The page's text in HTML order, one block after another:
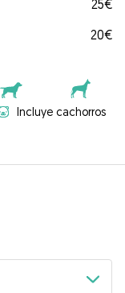
25€
20€
Incluye cachorros